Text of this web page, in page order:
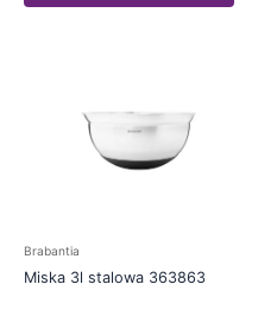
Brabantia
Miska 3l stalowa 363863